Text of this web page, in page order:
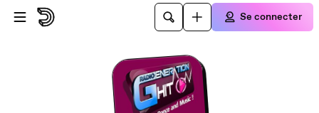
Passer au contenu principal
Se connecter